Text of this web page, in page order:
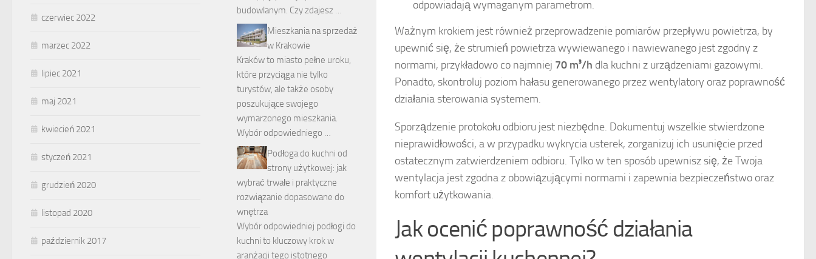
odpowiadają wymaganym parametrom.
Ważnym krokiem jest również przeprowadzenie pomiarów przepływu powietrza, by
upewnić się, że strumień powietrza wywiewanego i nawiewanego jest zgodny z
normami, przykładowo co najmniej 70 m³/h dla kuchni z urządzeniami gazowymi.
Ponadto, skontroluj poziom hałasu generowanego przez wentylatory oraz poprawność
działania sterowania systemem.
Sporządzenie protokołu odbioru jest niezbędne. Dokumentuj wszelkie stwierdzone
nieprawidłowości, a w przypadku wykrycia usterek, zorganizuj ich usunięcie przed
ostatecznym zatwierdzeniem odbioru. Tylko w ten sposób upewnisz się, że Twoja
wentylacja jest zgodna z obowiązującymi normami i zapewnia bezpieczeństwo oraz
komfort użytkowania.
Jak ocenić poprawność działania
czerwiec 2022
marzec 2022
lipiec 2021
maj 2021
kwiecień 2021
styczeń 2021
grudzień 2020
listopad 2020
październik 2017
budowlanym. Czy zdajesz …
Mieszkania na sprzedaż
w Krakowie
Kraków to miasto pełne uroku,
które przyciąga nie tylko
turystów, ale także osoby
poszukujące swojego
wymarzonego mieszkania.
Wybór odpowiedniego …
Podłoga do kuchni od
strony użytkowej: jak
wybrać trwałe i praktyczne
rozwiązanie dopasowane do
wnętrza
Wybór odpowiedniej podłogi do
kuchni to kluczowy krok w
aranżacji tego istotnego